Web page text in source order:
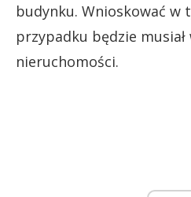
budynku. Wnioskować w
przypadku będzie musiał
nieruchomości.